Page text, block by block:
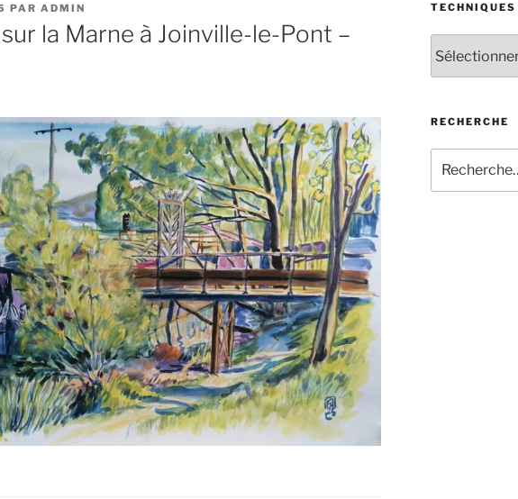
PAR ADMIN
la Marne à Joinville-le-Pont –
TECHNIQUES
RECHERCHE
pour
: